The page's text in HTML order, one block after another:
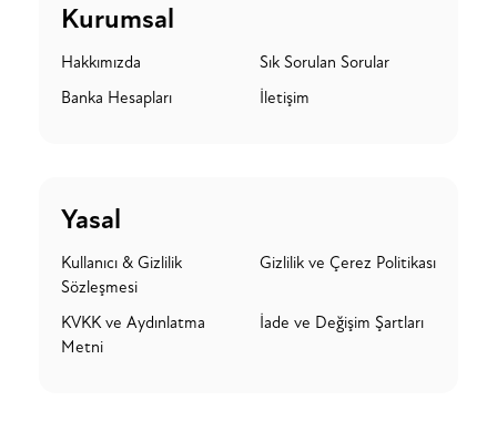
Kurumsal
Hakkımızda
Sık Sorulan Sorular
Banka Hesapları
İletişim
Yasal
Kullanıcı & Gizlilik
Sözleşmesi
Gizlilik ve Çerez Politikası
KVKK ve Aydınlatma
Metni
İade ve Değişim Şartları